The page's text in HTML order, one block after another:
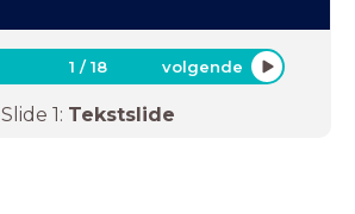
1 /18 volgende
Slide 1: Tekstslide